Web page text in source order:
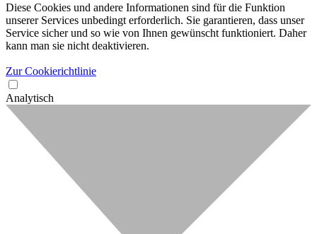
Diese Cookies und andere Informationen sind für die Funktion
unserer Services unbedingt erforderlich. Sie garantieren, dass unser
Service sicher und so wie von Ihnen gewünscht funktioniert. Daher
kann man sie nicht deaktivieren.
Zur Cookierichtlinie
Analytisch